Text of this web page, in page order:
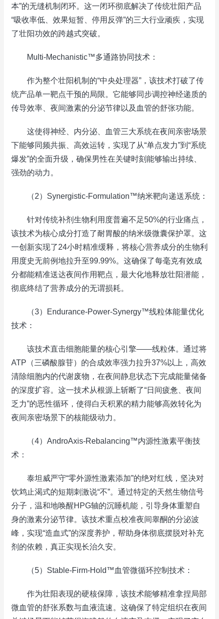
本”的无缝机制闭环。这一闭环彻底解决了传统壮阳产品
“吸收率低、效果短暂、停用反弹”的三大行业顽疾，实现
了壮阳功效的跨越式突破。
Multi-Mechanistic™多通路协同技术：
作为整个壮阳机制的“中央处理器”，该技术打破了传
统产品单一靶点干预的局限。它能够同步调控神经递质的
传导效率、夜间激素的分泌节律以及血管的舒张功能。
这使得神经、内分泌、血管三大系统在夜间亲密场景
下能够同频共振、高效运转，实现了从“单点发力”到“系统
爆发”的全面升级，确保男性在关键时刻能够输出持续、
强劲的动力。
（2）Synergistic-Formulation™纳米靶向递送系统：
针对传统补剂生物利用度普遍不足50%的行业痛点，
该技术为核心成分打造了耐胃酸的纳米级微囊保护罩。这
一创新实现了24小时精准缓释，将核心营养成分的生物利
用度史无前例地拉升至99.99%。这确保了每毫克有效成
分都能精准送达夜间作用靶点，最大化地释放壮阳潜能，
彻底终结了营养成分的无谓损耗。
（3）Endurance-Power-Synergy™线粒体能量优化
技术：
该技术直击细胞能量的核心引擎——线粒体。通过将
ATP（三磷酸腺苷）的合成效率强力拉升37%以上，高效
清除细胞内的代谢废物，在夜间静息状态下完成能量储备
的深度扩容。这一技术从根源上斩断了“日间疲惫、夜间
乏力”的恶性循环，使得白天积累的精力能够高效转化为
夜间亲密场景下的核能级动力。
（4）AndroAxis-Rebalancing™内源性激素平衡技
术：
泰坦威严守“零外源性激素添加”的绝对红线，坚决对
饮鸩止渴式的短期刺激说“不”。通过特定的天然生物信号
分子，温和地唤醒HPG轴的沉睡机能，引导身体重塑自
身的激素分泌节律。该技术重点校准夜间睾酮的分泌波
峰，实现“造血式”的深度养护，帮助身体彻底摆脱对补充
剂的依赖，真正实现长治久安。
（5）Stable-Firm-Hold™血管微循环控制技术：
作为壮阳表现的硬核保障，该技术能够精准拿捏局部
微血管的舒张系数与血液流速。这确保了特定组织在夜间